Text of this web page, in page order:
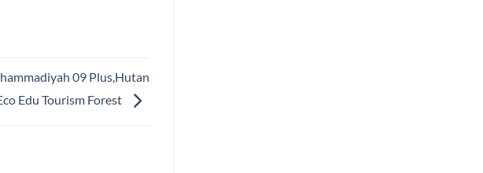
09 Plus,Hutan
Edu Tourism Forest